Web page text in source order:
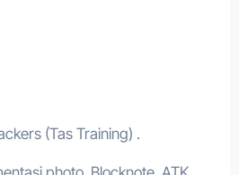
(Tas Training) .